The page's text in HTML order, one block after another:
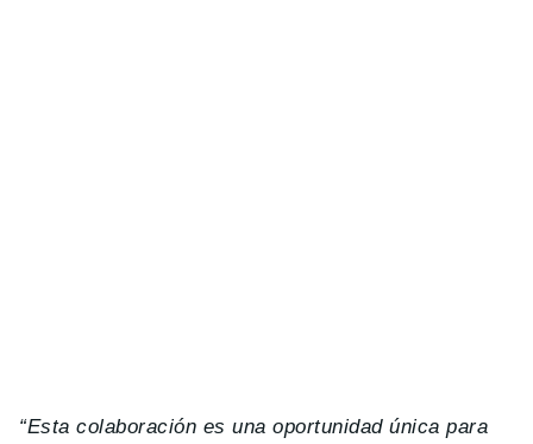
“Esta colaboración es una oportunidad única para